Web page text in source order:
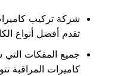
شركة تركيب
تقدم أفضل أنواع
جميع المفكات
كاميرات المراقبة